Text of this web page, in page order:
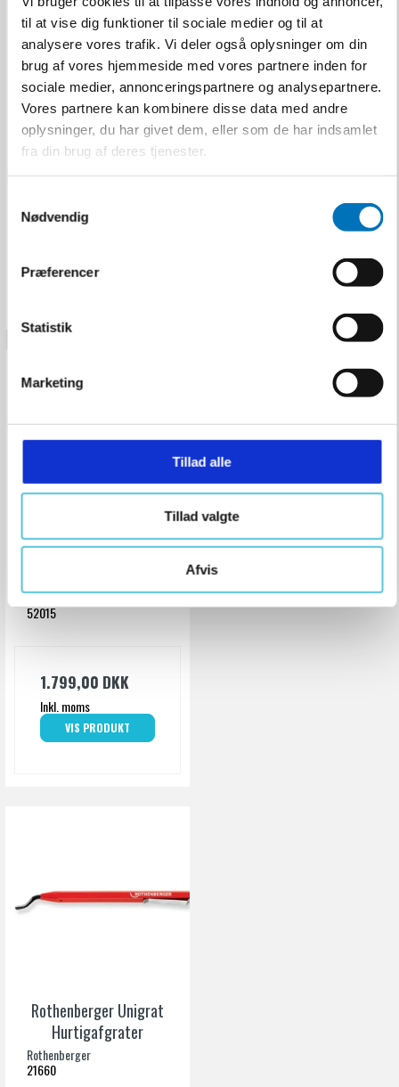
til at vise dig funktioner til sociale medier og til at
analysere vores trafik. Vi deler også oplysninger om din
brug af vores hjemmeside med vores partnere inden for
sociale medier, annonceringspartnere og analysepartnere.
Vores partnere kan kombinere disse data med andre
oplysninger, du har givet dem, eller som de har indsamlet
fra din brug af deres tjenester.
Nødvendig
Præferencer
Statistik
Marketing
Tillad alle
Tillad valgte
Afvis
Rothenberger
Plastsaks Rocut TC50
Pro
Rothenberger
52010
749,00 DKK
VIS PRODUKT
Rothenberger
Rothenberger
52015
1.799,00 DKK
Inkl. moms
VIS PRODUKT
Rothenberger Unigrat
Hurtigafgrater
Rothenberger
21660